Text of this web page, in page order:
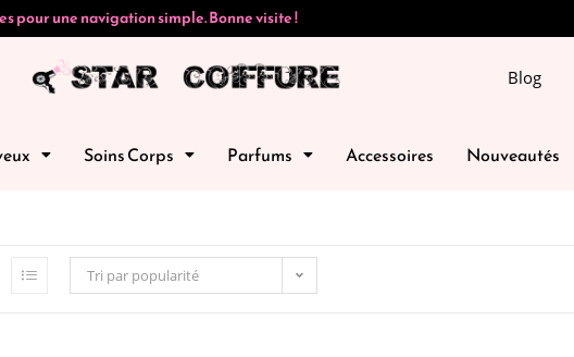
pour une navigation simple. Bonne visite !
Blog
Soins Corps Parfums Accessoires Nouveautés
Tri par popularité